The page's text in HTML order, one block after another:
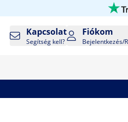
Kapcsolat
Segítség kell?
Fiókom
Bejelentkezés/